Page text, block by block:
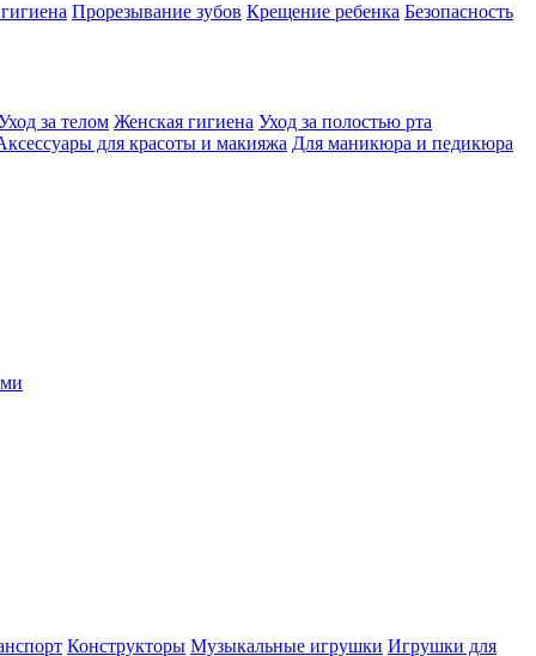
Прорезывание зубов Крещение ребенка Безопасность
за телом Женская гигиена Уход за полостью рта
для красоты и макияжа Для маникюра и педикюра
Конструкторы Музыкальные игрушки Игрушки для